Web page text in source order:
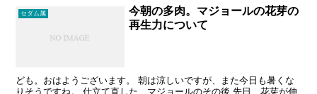
セダム属
今朝の多肉。マジョールの花芽の
再生力について
ども。おはようございます。 朝は涼しいですが、また今日も暑くな
りそうですね。 仕立て直した、マジョールのその後 先日、花芽が伸